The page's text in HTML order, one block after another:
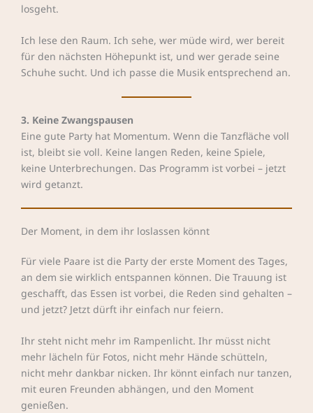
losgeht.
Ich lese den Raum. Ich sehe, wer müde wird, wer bereit
für den nächsten Höhepunkt ist, und wer gerade seine
Schuhe sucht. Und ich passe die Musik entsprechend an.
3. Keine Zwangspausen
Eine gute Party hat Momentum. Wenn die Tanzfläche voll
ist, bleibt sie voll. Keine langen Reden, keine Spiele,
keine Unterbrechungen. Das Programm ist vorbei – jetzt
wird getanzt.
Der Moment, in dem ihr loslassen könnt
Für viele Paare ist die Party der erste Moment des Tages,
an dem sie wirklich entspannen können. Die Trauung ist
geschafft, das Essen ist vorbei, die Reden sind gehalten –
und jetzt? Jetzt dürft ihr einfach nur feiern.
Ihr steht nicht mehr im Rampenlicht. Ihr müsst nicht
mehr lächeln für Fotos, nicht mehr Hände schütteln,
nicht mehr dankbar nicken. Ihr könnt einfach nur tanzen,
mit euren Freunden abhängen, und den Moment
genießen.